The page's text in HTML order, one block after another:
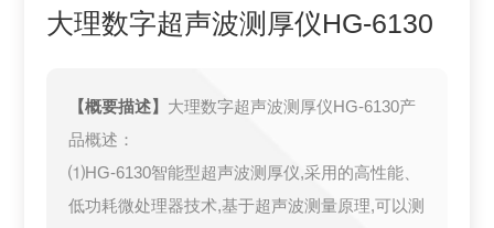
大理数字超声波测厚仪HG-6130
【概要描述】 大理数字超声波测厚仪HG-6130产
品概述：
⑴HG-6130智能型超声波测厚仪,采用的高性能、
低功耗微处理器技术,基于超声波测量原理,可以测